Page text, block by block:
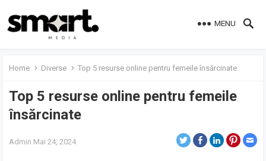
MENU
Home Diverse Top 5 resurse online pentru femeile însărcinate
Top 5 resurse online pentru femeile
însărcinate
Admin Mai 24, 2024